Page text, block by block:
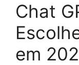
Chat
em